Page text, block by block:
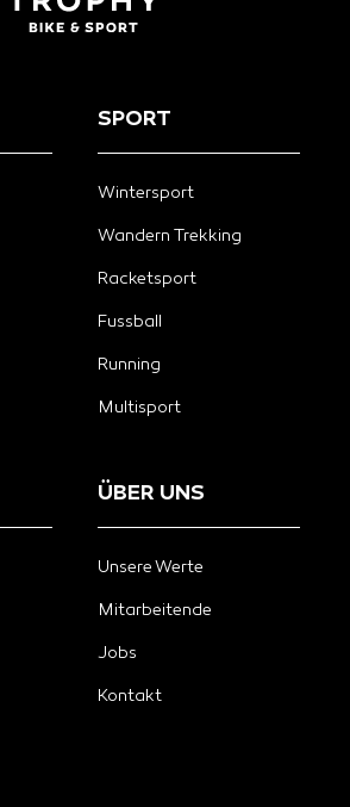
SPORT
Wintersport
Wandern Trekking
Racketsport
Fussball
Running
Multisport
ÜBER UNS
Unsere Werte
Mitarbeitende
Jobs
Kontakt